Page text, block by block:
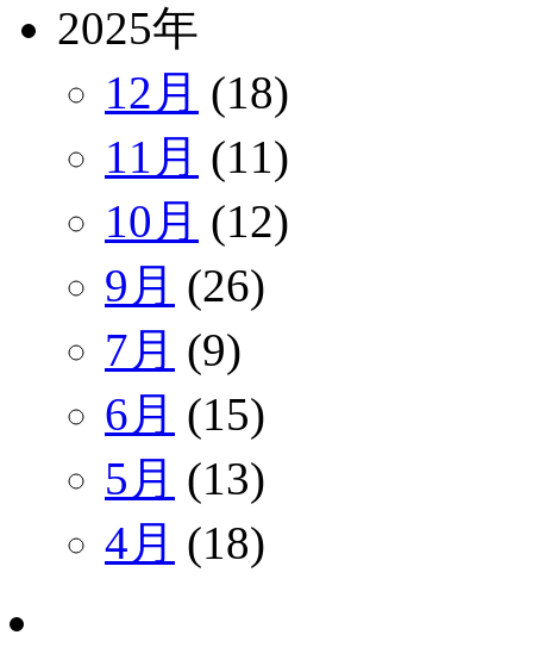
2025年
12月 (18)
11月 (11)
10月 (12)
9月 (26)
7月 (9)
6月 (15)
5月 (13)
4月 (18)